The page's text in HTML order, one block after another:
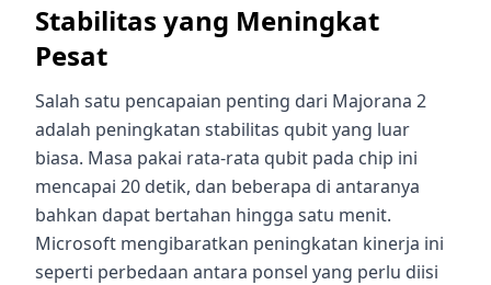
Stabilitas yang Meningkat
Pesat
Salah satu pencapaian penting dari Majorana 2
adalah peningkatan stabilitas qubit yang luar
biasa. Masa pakai rata-rata qubit pada chip ini
mencapai 20 detik, dan beberapa di antaranya
bahkan dapat bertahan hingga satu menit.
Microsoft mengibaratkan peningkatan kinerja ini
seperti perbedaan antara ponsel yang perlu diisi